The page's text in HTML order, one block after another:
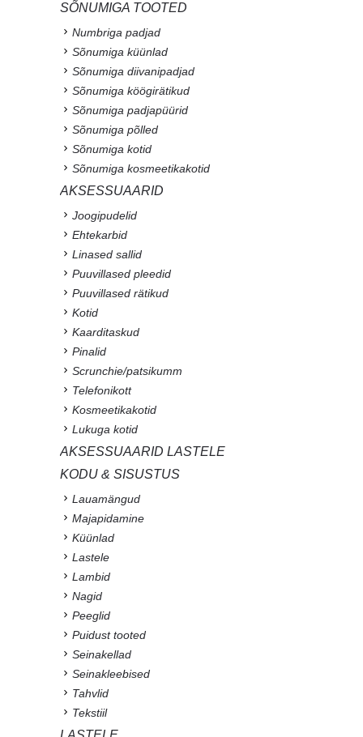
SÕNUMIGA TOOTED
Numbriga padjad
Sõnumiga küünlad
Sõnumiga diivanipadjad
Sõnumiga köögirätikud
Sõnumiga padjapüürid
Sõnumiga põlled
Sõnumiga kotid
Sõnumiga kosmeetikakotid
AKSESSUAARID
Joogipudelid
Ehtekarbid
Linased sallid
Puuvillased pleedid
Puuvillased rätikud
Kotid
Kaarditaskud
Pinalid
Scrunchie/patsikumm
Telefonikott
Kosmeetikakotid
Lukuga kotid
AKSESSUAARID LASTELE
KODU & SISUSTUS
Lauamängud
Majapidamine
Küünlad
Lastele
Lambid
Nagid
Peeglid
Puidust tooted
Seinakellad
Seinakleebised
Tahvlid
Tekstiil